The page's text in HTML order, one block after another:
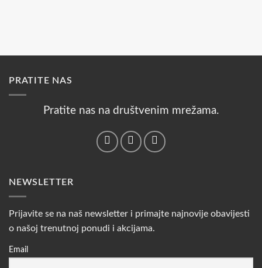
PRATITE NAS
Pratite nas na društvenim mrežama.
NEWSLETTER
Prijavite se na naš newsletter i primajte najnovije obavijesti
o našoj trenutnoj ponudi i akcijama.
Email